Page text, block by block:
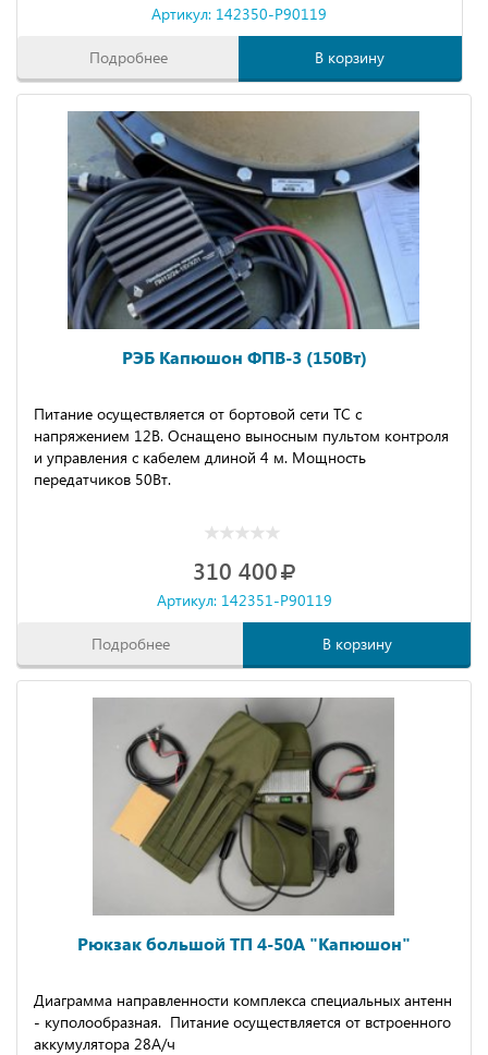
Артикул: 142350-P90119
Подробнее В корзину
РЭБ Капюшон ФПВ-3 (150Вт)
Питание осуществляется от бортовой сети ТС с
напряжением 12В. Оснащено выносным пультом контроля
и управления с кабелем длиной 4 м. Мощность
передатчиков 50Вт.
310 400
Артикул: 142351-P90119
Подробнее В корзину
Рюкзак большой ТП 4-50А "Капюшон"
Диаграмма направленности комплекса специальных антенн
- куполообразная. Питание осуществляется от встроенного
аккумулятора 28А/ч